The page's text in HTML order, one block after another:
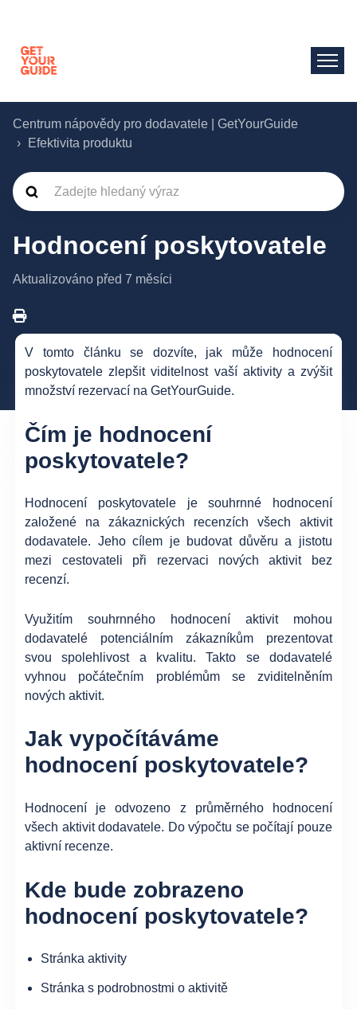
Centrum nápovědy pro dodavatele | GetYourGuide
Efektivita produktu
Hodnocení poskytovatele
Aktualizováno před 7 měsíci
V tomto článku se dozvíte, jak může hodnocení
poskytovatele zlepšit viditelnost vaší aktivity a zvýšit
množství rezervací na GetYourGuide.
Čím je hodnocení
poskytovatele?
Hodnocení poskytovatele je souhrnné hodnocení
založené na zákaznických recenzích všech aktivit
dodavatele. Jeho cílem je budovat důvěru a jistotu
mezi cestovateli při rezervaci nových aktivit bez
recenzí.
Využitím souhrnného hodnocení aktivit mohou
dodavatelé potenciálním zákazníkům prezentovat
svou spolehlivost a kvalitu. Takto se dodavatelé
vyhnou počátečním problémům se zviditelněním
nových aktivit.
Jak vypočítáváme
hodnocení poskytovatele?
Hodnocení je odvozeno z průměrného hodnocení
všech aktivit dodavatele. Do výpočtu se počítají pouze
aktivní recenze.
Kde bude zobrazeno
hodnocení poskytovatele?
Stránka aktivity
Stránka s podrobnostmi o aktivitě